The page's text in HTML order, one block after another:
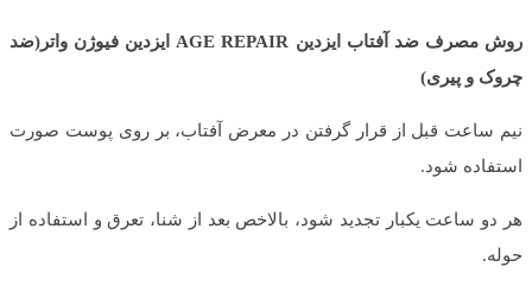
روش مصرف ضد آفتاب ایزدین AGE REPAIR ایزدین فیوژن واتر(ضد
چروک و پیری)
نیم ساعت قبل از قرار گرفتن در معرض آفتاب، بر روی پوست صورت
استفاده شود.
هر دو ساعت یکبار تجدید شود، بالاخص بعد از شنا، تعرق و استفاده از
حوله.